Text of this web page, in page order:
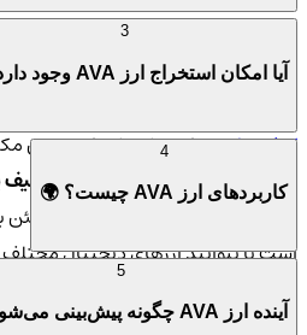
هدف از نوشتن این مقاله 💡📝
کیف پول مناست که یکی از بهترین
ارز دیجیتال می‌باشد. 🏦💹 صرافیکیف
پشتیبانی قوی، محیطی امن و مطمئن
و فروش کنند. 🔒💪
آیا امکان استخراج ارز AVA وجود دارد؟ 💻
کاربردهای ارز AVA چیست؟ 🌍
آینده ارز AVA چگونه پیش‌بینی می‌شود؟ 📈